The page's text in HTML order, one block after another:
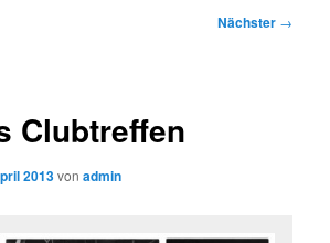
Nächster →
Clubtreffen
2013vonadmin